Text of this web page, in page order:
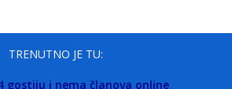
TRENUTNO JE TU:
gostiju i nema članova online